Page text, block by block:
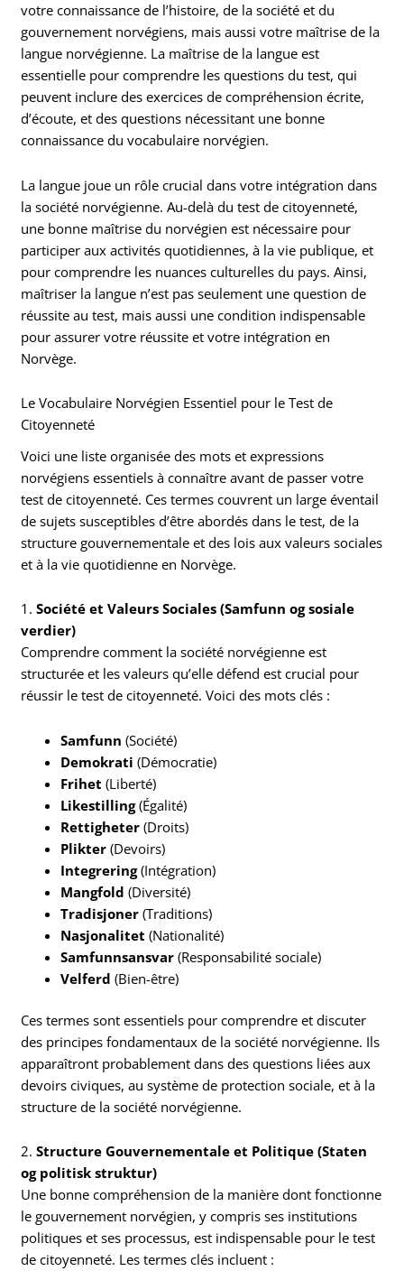
votre connaissance de l’histoire, de la société et du
gouvernement norvégiens, mais aussi votre maîtrise de la
langue norvégienne. La maîtrise de la langue est
essentielle pour comprendre les questions du test, qui
peuvent inclure des exercices de compréhension écrite,
d’écoute, et des questions nécessitant une bonne
connaissance du vocabulaire norvégien.
La langue joue un rôle crucial dans votre intégration dans
la société norvégienne. Au-delà du test de citoyenneté,
une bonne maîtrise du norvégien est nécessaire pour
participer aux activités quotidiennes, à la vie publique, et
pour comprendre les nuances culturelles du pays. Ainsi,
maîtriser la langue n’est pas seulement une question de
réussite au test, mais aussi une condition indispensable
pour assurer votre réussite et votre intégration en
Norvège.
Le Vocabulaire Norvégien Essentiel pour le Test de
Citoyenneté
Voici une liste organisée des mots et expressions
norvégiens essentiels à connaître avant de passer votre
test de citoyenneté. Ces termes couvrent un large éventail
de sujets susceptibles d’être abordés dans le test, de la
structure gouvernementale et des lois aux valeurs sociales
et à la vie quotidienne en Norvège.
1.Société et Valeurs Sociales (Samfunn og sosiale
verdier)
Comprendre comment la société norvégienne est
structurée et les valeurs qu’elle défend est crucial pour
réussir le test de citoyenneté. Voici des mots clés :
Samfunn (Société)
Demokrati (Démocratie)
Frihet (Liberté)
Likestilling(Égalité)
Rettigheter (Droits)
Plikter (Devoirs)
Integrering(Intégration)
Mangfold (Diversité)
Tradisjoner (Traditions)
Nasjonalitet (Nationalité)
Samfunnsansvar (Responsabilité sociale)
Velferd (Bien-être)
Ces termes sont essentiels pour comprendre et discuter
des principes fondamentaux de la société norvégienne. Ils
apparaîtront probablement dans des questions liées aux
devoirs civiques, au système de protection sociale, et à la
structure de la société norvégienne.
2.Structure Gouvernementale et Politique (Staten
og politisk struktur)
Une bonne compréhension de la manière dont fonctionne
le gouvernement norvégien, y compris ses institutions
politiques et ses processus, est indispensable pour le test
de citoyenneté. Les termes clés incluent :